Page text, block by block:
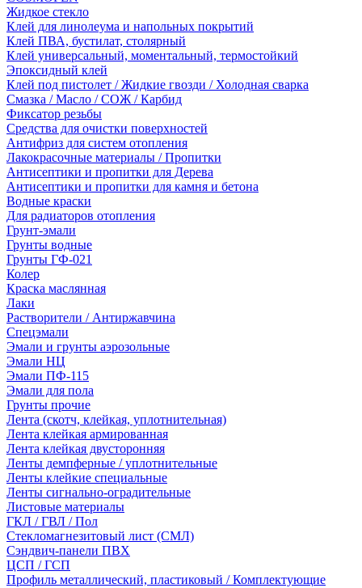
Жидкое стекло
Клей для линолеума и напольных покрытий
Клей ПВА, бустилат, столярный
Клей универсальный, моментальный, термостойкий
Эпоксидный клей
Клей под пистолет / Жидкие гвозди / Холодная сварка
Смазка / Масло / СОЖ / Карбид
Фиксатор резьбы
Средства для очистки поверхностей
Антифриз для систем отопления
Лакокрасочные материалы / Пропитки
Антисептики и пропитки для Дерева
Антисептики и пропитки для камня и бетона
Водные краски
Для радиаторов отопления
Грунт-эмали
Грунты водные
Грунты ГФ-021
Колер
Краска маслянная
Лаки
Растворители / Антиржавчина
Спецэмали
Эмали и грунты аэрозольные
Эмали НЦ
Эмали ПФ-115
Эмали для пола
Грунты прочие
Лента (скотч, клейкая, уплотнительная)
Лента клейкая армированная
Лента клейкая двусторонняя
Ленты демпферные / уплотнительные
Ленты клейкие специальные
Ленты сигнально-оградительные
Листовые материалы
ГКЛ / ГВЛ / Пол
Стекломагнезитовый лист (СМЛ)
Сэндвич-панели ПВХ
ЦСП / ГСП
Профиль металлический, пластиковый / Комплектующие